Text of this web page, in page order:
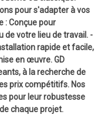
pour s'adapter à vos
: Conçue pour
de votre lieu de travail. -
rapide et facile,
en œuvre. GD
à la recherche de
prix compétitifs. Nos
pour leur robustesse
chaque projet.